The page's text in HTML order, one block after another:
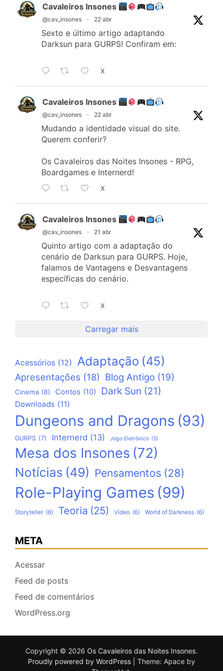
Cavaleiros Insones
@cav_insones · 22 abr
Sexto e último artigo adaptando
Darksun para GURPS! Confiram em:
X
Cavaleiros Insones
@cav_insones · 22 abr
Mudando a identidade visual do site.
Querem conferir?
Os Cavaleiros das Noites Insones - RPG,
Boardgames e Internerd!
X
Cavaleiros Insones
@cav_insones · 21 abr
Quinto artigo com a adaptação do
cenário de Darksun para GURPS. Hoje,
falamos de Vantagens e Desvantagens
específicas do cenário.
X
Carregar mais
Acessórios (12) Adaptação (45)
Apresentações (18) Blog Antigo (19)
Cinema (8) Contos (10) Dark Sun (21)
Downloads (11)
Dungeons and Dragons (93)
GURPS (7) Internerd (13) Jogo Eletrônico (5)
Mesa dos Insones (72)
Notícias (49) Pensamentos (28)
Role-Playing Games (99)
Storyteller (6) Teoria (25) Vídeo (6) World of Darkness (6)
META
Acessar
Feed de posts
Feed de comentários
WordPress.org
Copyright © 2026 Os Cavaleiros das Noites Insones.
Proudly powered by WordPress
Theme: Apace by